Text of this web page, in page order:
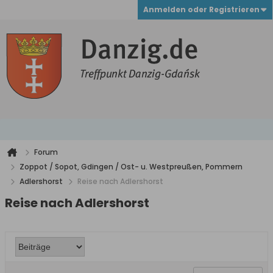
Anmelden oder Registrieren
Forum
Zoppot / Sopot, Gdingen / Ost- u. Westpreußen, Pommern
Adlershorst
Reise nach Adlershorst
Reise nach Adlershorst